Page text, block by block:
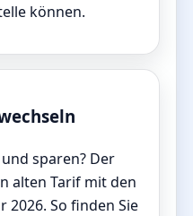
können.
und sparen? Der
alten Tarif mit den
So finden Sie